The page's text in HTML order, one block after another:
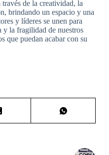
de la creatividad, la
brindando un espacio y una
y líderes se unen para
y la fragilidad de nuestros
que puedan acabar con su